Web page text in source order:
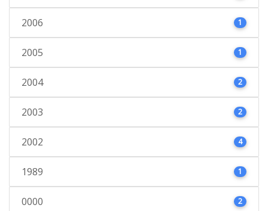
2006 1
2005 1
2004 2
2003 2
2002 4
1989 1
0000 2